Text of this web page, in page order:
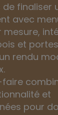
de finaliser
avec
mesure,
et portes
rendu
et
pour